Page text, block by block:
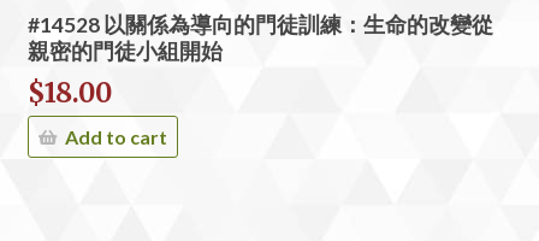
#14528 以關係為導向的門徒訓練：生命的改變從
親密的門徒小組開始
$18.00
Add to cart